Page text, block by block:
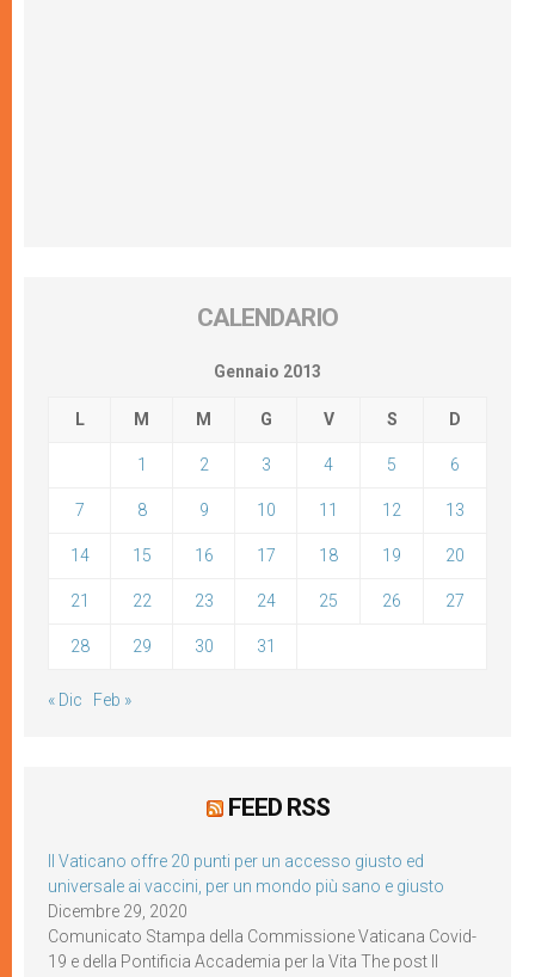
CALENDARIO
Gennaio 2013
L M M G V S D
1 2 3 4 5 6
7 8 9 10 11 12 13
14 15 16 17 18 19 20
21 22 23 24 25 26 27
28 29 30 31
« Dic Feb »
FEED RSS
Il Vaticano offre 20 punti per un accesso giusto ed
universale ai vaccini, per un mondo più sano e giusto
Dicembre 29, 2020
Comunicato Stampa della Commissione Vaticana Covid-
19 e della Pontificia Accademia per la Vita The post Il